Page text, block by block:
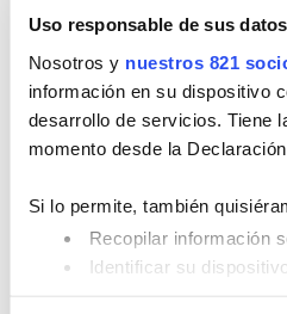
Uso responsable de sus datos
Nosotros y nuestros 821
información en su dispositivo
desarrollo de servicios. Tiene
momento desde la
Si lo permite, también
Recopilar información
Identificar su